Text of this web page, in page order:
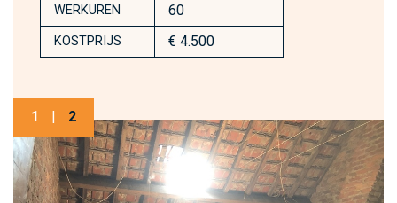
WERKUREN 60
KOSTPRIJS € 4.500
1 | 2